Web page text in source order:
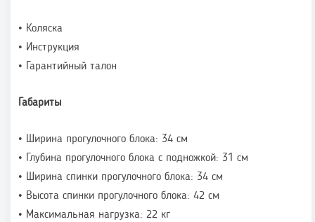
• Коляска
• Инструкция
• Гарантийный талон
Габариты
• Ширина прогулочного блока: 34 см
• Глубина прогулочного блока с подножкой: 31 см
• Ширина спинки прогулочного блока: 34 см
• Высота спинки прогулочного блока: 42 см
• Максимальная нагрузка: 22 кг